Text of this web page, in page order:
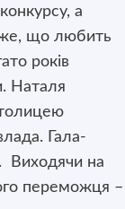
а
що любить
років
Наталя
Гала-
Виходячи на
переможця –